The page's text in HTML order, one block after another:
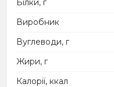
Білки, г
Виробник
Вуглеводи, г
Жири, г
Калорії, ккал